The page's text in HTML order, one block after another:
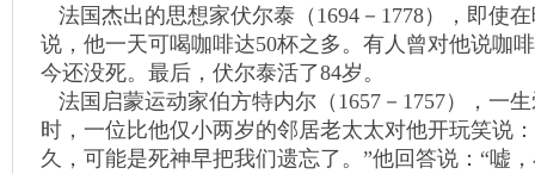
法国杰出的思想家伏尔泰（1694－1778），即使
说，他一天可喝咖啡达50杯之多。有人曾对他说咖
今还没死。最后，伏尔泰活了84岁。
法国启蒙运动家伯方特内尔（1657－1757），一
时，一位比他仅小两岁的邻居老太太对他开玩笑说
久，可能是死神早把我们遗忘了。”他回答说：“嘘